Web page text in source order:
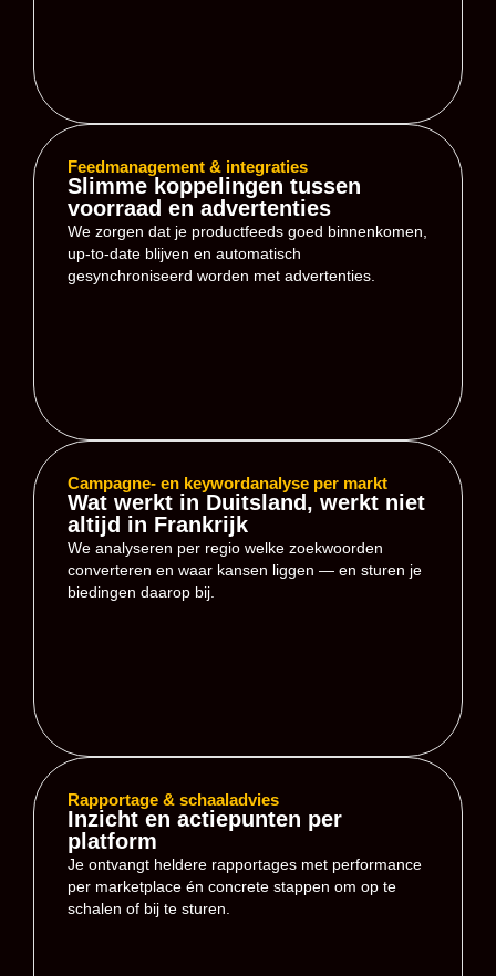
Feedmanagement & integraties
Slimme koppelingen tussen
voorraad en advertenties
We zorgen dat je productfeeds goed binnenkomen,
up-to-date blijven en automatisch
gesynchroniseerd worden met advertenties.
Campagne- en keywordanalyse per markt
Wat werkt in Duitsland, werkt niet
altijd in Frankrijk
We analyseren per regio welke zoekwoorden
converteren en waar kansen liggen — en sturen je
biedingen daarop bij.
Rapportage & schaaladvies
Inzicht en actiepunten per
platform
Je ontvangt heldere rapportages met performance
per marketplace én concrete stappen om op te
schalen of bij te sturen.